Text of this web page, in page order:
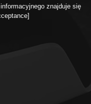
znajduje się